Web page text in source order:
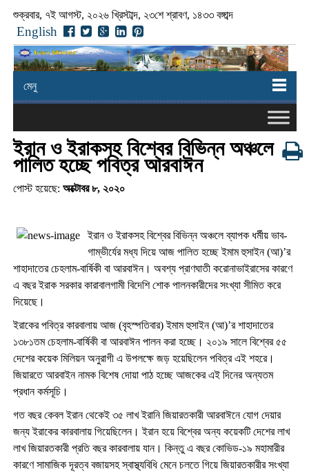
শুক্রবার, ৭ই আগস্ট, ২০২৬ খ্রিস্টাব্দ, ২৩শে শ্রাবণ, ১৪৩৩ বঙ্গাব্দ
English
মেনু
ইরান ও ইরাকসহ বিশ্বের বিভিন্ন অঞ্চলে
পালিত হচ্ছে পবিত্র আরবাঈন
পোস্ট হয়েছে: অক্টোবর ৮, ২০২০
ইরান ও ইরাকসহ বিশ্বের বিভিন্ন অঞ্চলে ব্যাপক ধর্মীয় ভাব-
গাম্ভীর্যের মধ্য দিয়ে আজ পালিত হচ্ছে ইমাম হুসাইন (আ)’র
শাহাদাতের চেহলাম-বার্ষিকী বা আরবাঈন। অবশ্য প্রাণঘাতী করোনাভাইরাসের কারণে
এ বছর ইরাক সরকার কারাবালগামী বিদেশি শোক পালনকারীদের সংখ্যা সীমিত করে
দিয়েছে।
ইরাকের পবিত্র কারবালায় আজ (বৃহস্পতিবার) ইমাম হুসাইন (আ)’র শাহাদাতের
১৩৮১তম চেহলাম-বার্ষিকী বা আরবাঈন পালন করা হচ্ছে। ২০১৯ সালে বিশ্বের ৫৫
দেশের কয়েক মিলিয়ন অনুরাগী এ উপলক্ষে জড় হয়েছিলেন পবিত্র এই শহরে।
জিয়ারতে আরবাইন নামক বিশেষ দোয়া পাঠ হচ্ছে আজকের এই দিনের অন্যতম
প্রধান কর্মসূচি।
গত বছর কেবল ইরান থেকেই ৩৫ লাখ ইরানি জিয়ারতকারী আরবাঈনে যোগ দেয়ার
জন্য ইরাকের কারবালায় গিয়েছিলেন। ইরান হয়ে বিশ্বের অন্য কয়েকটি দেশের লাখ
লাখ জিয়ারতকারী প্রতি বছর কারবালায় যান। কিন্তু এ বছর কোভিড-১৯ মহামারীর
কারণে সামাজিক দূরত্ব বজায়সহ স্বাস্থ্যবিধি মেনে চলতে গিয়ে জিয়ারতকারীর সংখ্যা